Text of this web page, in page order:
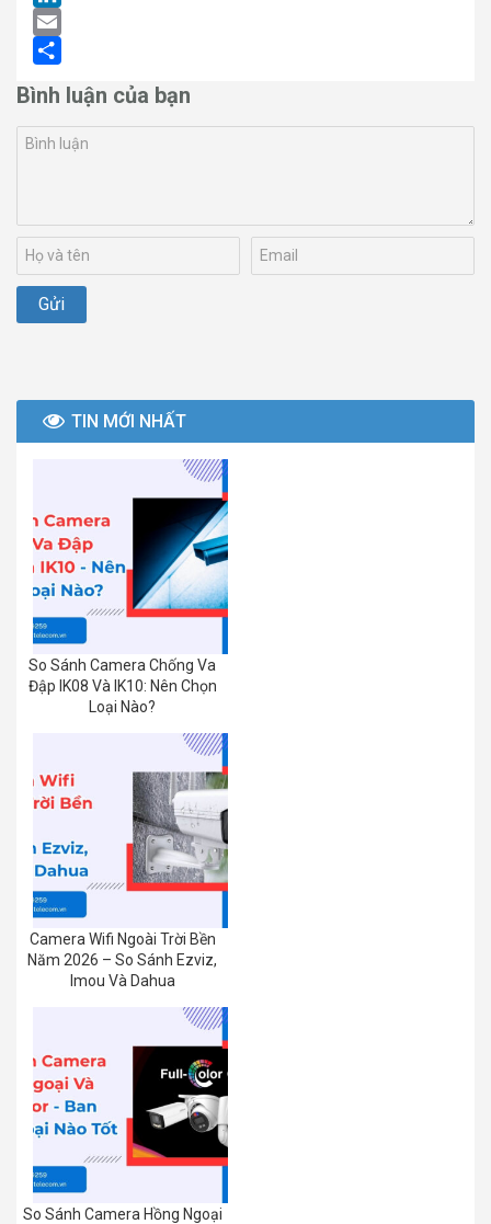
LinkedIn
Email
Bình luận của bạn
TIN MỚI NHẤT
So Sánh Camera Chống Va
Đập IK08 Và IK10: Nên Chọn
Loại Nào?
Camera Wifi Ngoài Trời Bền
Năm 2026 – So Sánh Ezviz,
Imou Và Dahua
So Sánh Camera Hồng Ngoại